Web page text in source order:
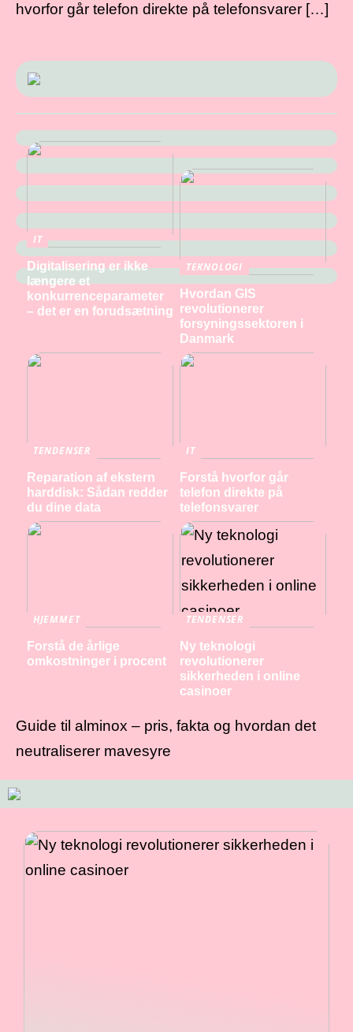
hvorfor går telefon direkte på telefonsvarer […]
IT
Digitalisering er ikke
længere et
konkurrenceparameter
– det er en forudsætning
TEKNOLOGI
Hvordan GIS
revolutionerer
forsyningssektoren i
Danmark
TENDENSER
Reparation af ekstern
harddisk: Sådan redder
du dine data
IT
Forstå hvorfor går
telefon direkte på
telefonsvarer
HJEMMET
Forstå de årlige
omkostninger i procent
TENDENSER
Ny teknologi
revolutionerer
sikkerheden i online
casinoer
Guide til alminox – pris, fakta og hvordan det
neutraliserer mavesyre